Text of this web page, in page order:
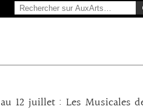
12 juillet : Les Musicales